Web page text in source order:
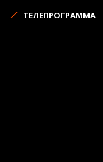
ТЕЛЕПРОГРАММА